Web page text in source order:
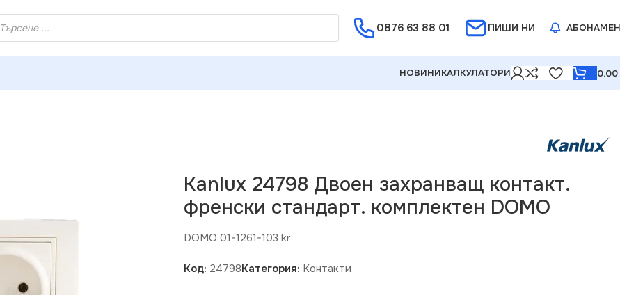
ХЕЙ ТИ! РЕГИСТРИРАЙ СЕ И ВЗЕМИ КУПОН ЗА НАМАЛЕНИЕ ОТ 5% 0876 63 88 01 ПИШИ НИ
НОВИНИКАЛКУЛАТОРИ 0.00
Kanlux 24798 Двоен захранващ контакт.
френски стандарт. комплектен DOMO
DOMO 01-1261-103 kr
Код: 24798Категория: Контакти